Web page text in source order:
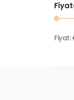
Fiyat: